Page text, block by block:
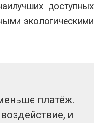
доступных
экологическими
платёж.
и